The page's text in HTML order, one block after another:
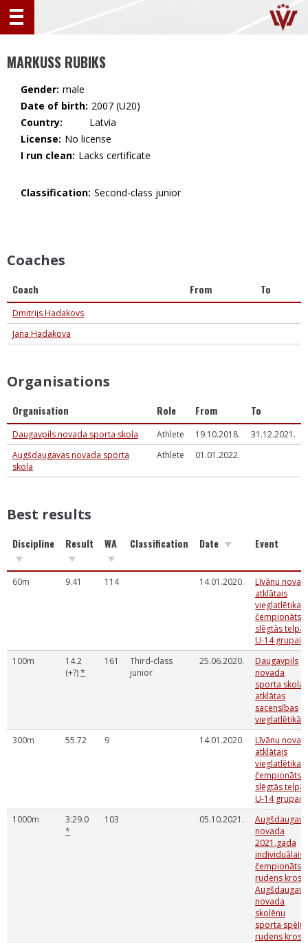
MARKUSS RUBIKS
Gender: male
Date of birth: 2007 (U20)
Country:
🇱🇻 Latvia
License: No license
I run clean: Lacks certificate
Classification: Second-class junior
Coaches
Coach From To
Dmitrijs Hadakovs
Jana Hadakova
Organisations
Organisation Role From To
Daugavpils novada sporta skola Athlete 19.10.2018.
31.12.2021.
Augšdaugavas novada sporta
skola
Athlete 01.01.2022.
Best results
Discipline Result WA Classification Date Event
60m 9.41 114 14.01.2020.
Līvānu
atklātais
vieglatlētikas
čempionāts
slēgtās telpās
U-14 grupai
100m
14.2
(+?)*
161
Third-class
junior
25.06.2020.
Daugavpils
novada
sporta skolas
atklātas
sacensības
vieglatlētikā
300m
55.72 9 14.01.2020.
Līvānu
atklātais
vieglatlētikas
čempionāts
slēgtās telpās
U-14 grupai
1000m
3:29.0
*
103 05.10.2021.
novada
2021.gada
individuālais
čempionāts
rudens krosā.
novada
skolēnu
sporta spēļu
rudens kross.